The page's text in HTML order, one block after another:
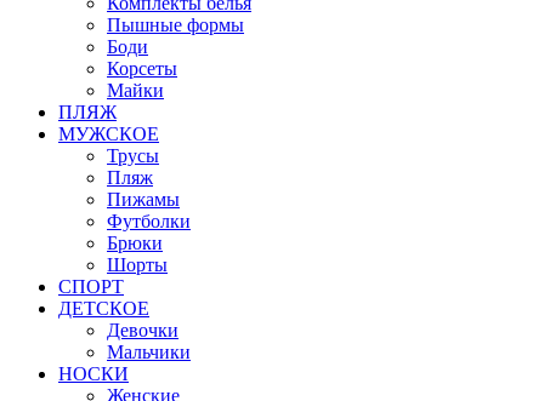
Пышные формы
Боди
Корсеты
Майки
ПЛЯЖ
МУЖСКОЕ
Трусы
Пляж
Пижамы
Футболки
Брюки
Шорты
СПОРТ
ДЕТСКОЕ
Девочки
Мальчики
НОСКИ
Женские